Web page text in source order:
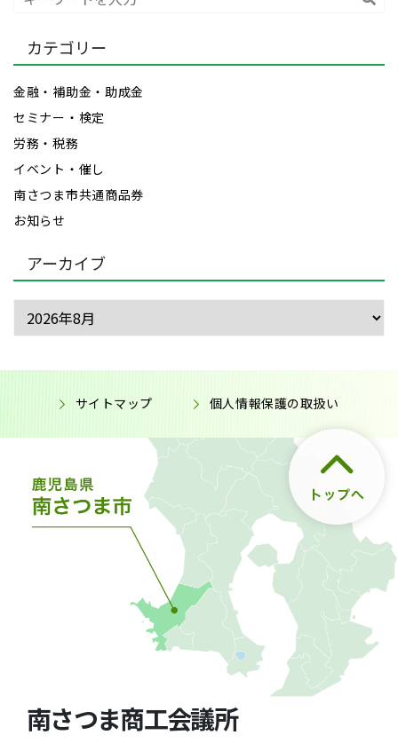
カテゴリー
金融・補助金・助成金
セミナー・検定
労務・税務
イベント・催し
南さつま市共通商品券
お知らせ
アーカイブ
サイトマップ 個人情報保護の取扱い
南さつま商工会議所